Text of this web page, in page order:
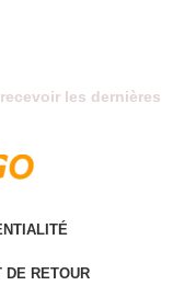
les dernières
DE RETOUR